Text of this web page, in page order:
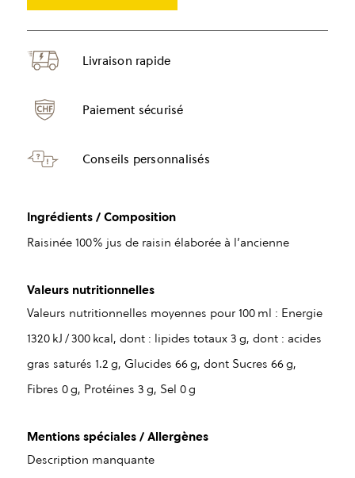
Livraison rapide
Paiement sécurisé
Conseils personnalisés
Ingrédients / Composition
Raisinée 100% jus de raisin élaborée à l’ancienne
Valeurs nutritionnelles
Valeurs nutritionnelles moyennes pour 100 ml : Energie
1320 kJ / 300 kcal, dont : lipides totaux 3 g, dont : acides
gras saturés 1.2 g, Glucides 66 g, dont Sucres 66 g,
Fibres 0 g, Protéines 3 g, Sel 0 g
Mentions spéciales / Allergènes
Description manquante